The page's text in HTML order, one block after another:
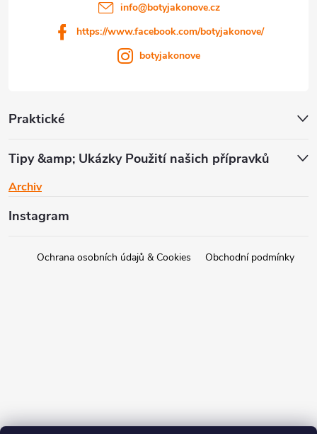
Praktické
Tipy &amp; Ukázky Použití našich přípravků
Archiv
info@botyjakonove.cz
https://www.facebook.com/botyjakonove/
botyjakonove
Instagram
Ochrana osobních údajů & Cookies Obchodní podmínky